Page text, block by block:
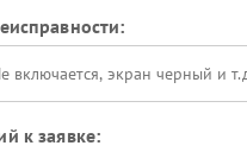
к заявке: